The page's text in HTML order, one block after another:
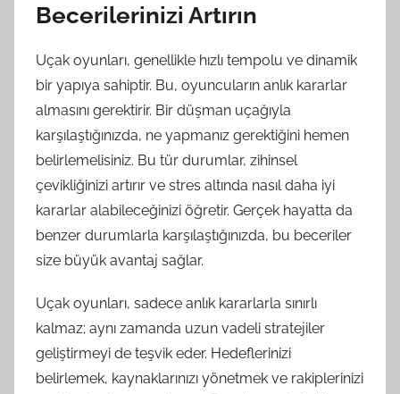
Becerilerinizi Artırın
Uçak oyunları, genellikle hızlı tempolu ve dinamik
bir yapıya sahiptir. Bu, oyuncuların anlık kararlar
almasını gerektirir. Bir düşman uçağıyla
karşılaştığınızda, ne yapmanız gerektiğini hemen
belirlemelisiniz. Bu tür durumlar, zihinsel
çevikliğinizi artırır ve stres altında nasıl daha iyi
kararlar alabileceğinizi öğretir. Gerçek hayatta da
benzer durumlarla karşılaştığınızda, bu beceriler
size büyük avantaj sağlar.
Uçak oyunları, sadece anlık kararlarla sınırlı
kalmaz; aynı zamanda uzun vadeli stratejiler
geliştirmeyi de teşvik eder. Hedeflerinizi
belirlemek, kaynaklarınızı yönetmek ve rakiplerinizi